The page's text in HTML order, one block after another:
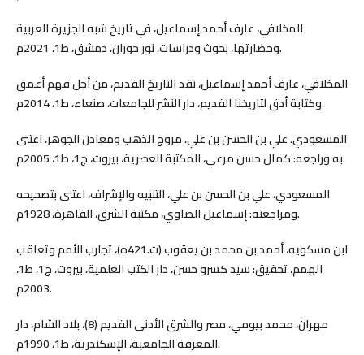
المخلافي، عارف أحمد إسماعيل، في تاريخ شبه الجزيرة العربية
وحضارتها، بحوث ودراسات، نور حوران، دمشق، ط1، 2021م.
المخلافي، عارف أحمد إسماعيل، نقد التاريخ القديم، من أجل فهم أعمق
وكتابة أدق لتاريخنا القديم، دار النشر للجامعات، صنعاء، ط1، 2014م.
المسعودي، علي بن الحسن بن علي، مروج الذهب ومعادن الجوهر، اعتنى
به وراجعه: كمال حسن مرعي، المكتبة العصرية، بيروت، ج1، ط1، 2005م.
المسعودي، علي بن الحسن بن علي، التنبيه والإشراف، اعتنى بتصحيحه
ومراجعته: إسماعيل الصاوي، مكتبة الشرق، القاهرة، 1928م.
ابن مسكويه، أحمد بن محمد بن يعقوب (ت.421ه)، تجارب الأمم وتعاقب
الهمم، تحقيق: سيد كسرو حسن، دار الكتب العلمية، بيروت، ج1، ط1،
2003م.
مهران، محمد بيومي، مصر والشرق الأدنى القديم (8)، بلاد الشام، دار
المعرفة الجامعية، الإسكندرية، ط1، 1990م.